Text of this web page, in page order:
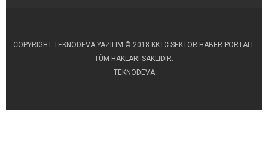
COPYRIGHT TEKNODEVA YAZILIM © 2018 KKTC SEKTÖR HABER PORTALI.
TÜM HAKLARI SAKLIDIR.
TEKNODEVA